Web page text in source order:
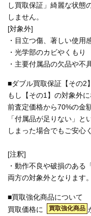
し買取保証」綺麗な状態
しません。
[対象外]
・目立つ傷、著しい使用
・光学部のカビやくもり
・主要付属品の欠品や不
■ダブル買取保証【その2】
もし【その1】の対象外
前査定価格から70%の金
「付属品が足りない」
しまった場合でもご安心
[注釈]
・動作不良や破損のある
両方の対象外となります。
■買取強化商品について
買取価格に
買取強化商品